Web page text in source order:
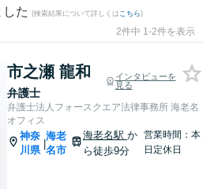
た (検索結果について詳しくは こちら)
2件中 1-2件を表示
市之瀬 龍和
弁護士
インタビューを
見る
弁護士法人フォースクエア法律事務所 海老名
オフィス
神奈
川県
|
海老
名市
海老名駅 か
ら徒歩9分
営業時間：本
日定休日